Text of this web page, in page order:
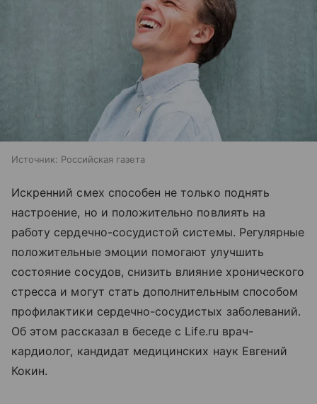
Источник: Российская газета
Искренний смех способен не только поднять
настроение, но и положительно повлиять на
работу сердечно-сосудистой системы. Регулярные
положительные эмоции помогают улучшить
состояние сосудов, снизить влияние хронического
стресса и могут стать дополнительным способом
профилактики сердечно-сосудистых заболеваний.
Об этом рассказал в беседе с Life.ru врач-
кардиолог, кандидат медицинских наук Евгений
Кокин.